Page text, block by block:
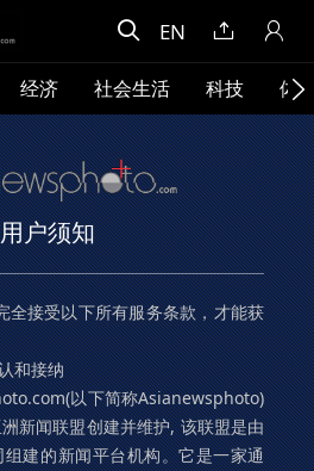
EN
经济 社会生活 科技 体
用户须知
全接受以下所有服务条款，才能获
和接纳
以下简称Asianewsphoto)
新闻联盟创建并维护, 该联盟是由
建的新闻平台机构。它是一家通